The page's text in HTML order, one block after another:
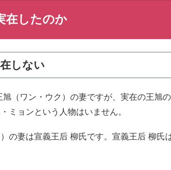
在したのか
しない
（ワン・ウク）の妻ですが、実在の王旭
ミョンという人物はいません。
の妻は宣義王后 柳氏です。宣義王后 柳氏